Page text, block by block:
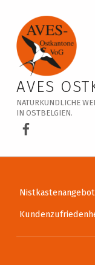
Veranstaltungskalender – AVES Ostkantone VoG
AVES
NATURKUNDLICHE
IN OSTBELGIEN.
AVES
Nistkastenangebot